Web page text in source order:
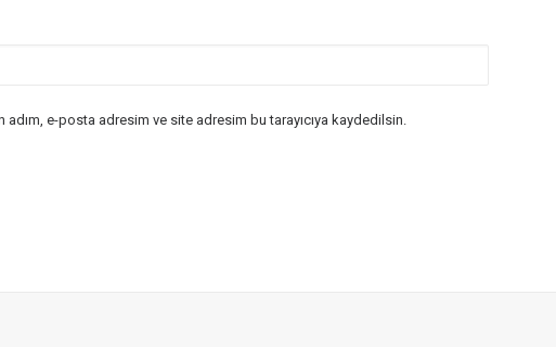
adım, e-posta adresim ve site adresim bu tarayıcıya kaydedilsin.